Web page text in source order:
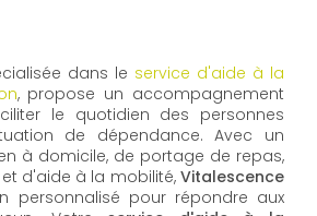
dans le service d'aide à la
, propose un accompagnement
le quotidien des personnes
de dépendance. Avec un
à domicile, de portage de repas,
d'aide à la mobilité, Vitalescence
personnalisé pour répondre aux